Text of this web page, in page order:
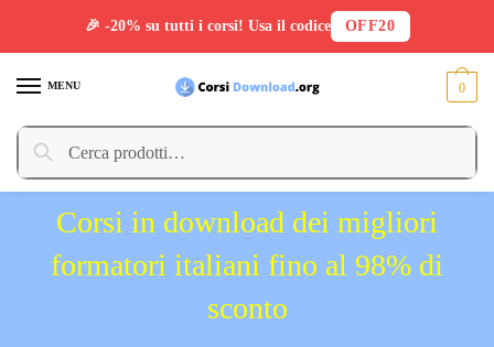
MENU
Cerca:
Cerca
0
Corsi in download dei migliori
formatori italiani fino al 98% di
sconto
🎉 -20% su tutti i corsi! Usa il codice OFF20